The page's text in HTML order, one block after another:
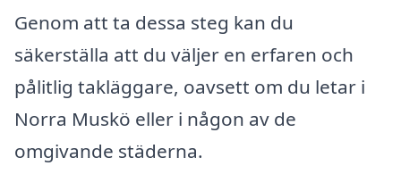
Genom att ta dessa steg kan du
säkerställa att du väljer en erfaren och
pålitlig takläggare, oavsett om du letar i
Norra Muskö eller i någon av de
omgivande städerna.